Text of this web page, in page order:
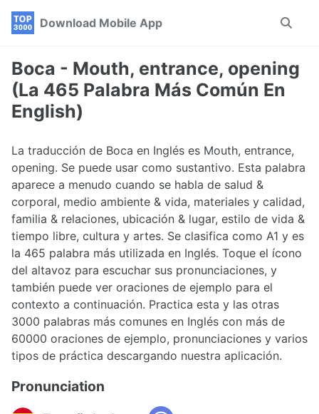
Skip
navigation
Skip
Skip
Download Mobile App
Toggle
Boca - Mouth, entrance, opening
(La 465 Palabra Más Común En
English)
La traducción de Boca en Inglés es Mouth, entrance,
opening. Se puede usar como sustantivo. Esta palabra
aparece a menudo cuando se habla de salud &
corporal, medio ambiente & vida, materiales y calidad,
familia & relaciones, ubicación & lugar, estilo de vida &
tiempo libre, cultura y artes. Se clasifica como A1 y es
la 465 palabra más utilizada en Inglés. Toque el ícono
del altavoz para escuchar sus pronunciaciones, y
también puede ver oraciones de ejemplo para el
contexto a continuación. Practica esta y las otras
3000 palabras más comunes en Inglés con más de
60000 oraciones de ejemplo, pronunciaciones y varios
tipos de práctica descargando nuestra aplicación.
Pronunciation